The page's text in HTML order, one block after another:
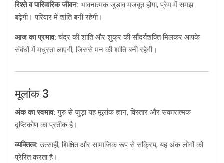
रिश्ते व पारिवारिक जीवन: भावनात्मक जुड़ाव मजबूत होगा, प्रेम में समझ
बढ़ेगी। परिवार में शांति बनी रहेगी।
आज का प्रभाव: चंद्र की शांति और शुक्र की सौंदर्यशक्ति मिलकर आपके
संबंधों में मधुरता लाएगी, जिससे मन की शांति बनी रहेगी।
मूलांक 3
अंक का स्वभाव: गुरु से जुड़ा यह मूलांक ज्ञान, विस्तार और सकारात्मक
दृष्टिकोण का प्रतीक है।
व्यक्तित्व: उत्साही, शिक्षित और सामाजिक रूप से सक्रिय, यह अंक लोगों को
प्रेरित करता है।